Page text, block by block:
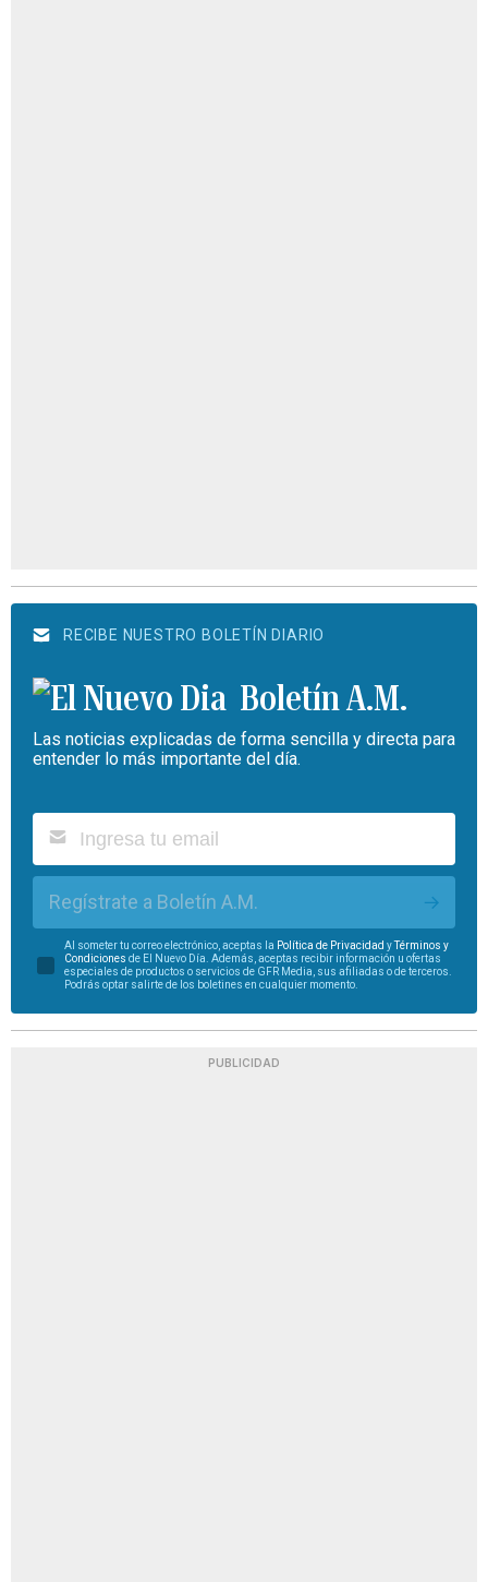
RECIBE NUESTRO BOLETÍN DIARIO
Boletín A.M.
Las noticias explicadas de forma sencilla y directa para
entender lo más importante del día.
Regístrate a Boletín A.M.
Al someter tu correo electrónico, aceptas la Política de Privacidad yTérminos y
Condiciones de El Nuevo Día. Además, aceptas recibir información u ofertas
especiales de productos o servicios de GFR Media, sus afiliadas o de terceros.
Podrás optar salirte de los boletines en cualquier momento.
PUBLICIDAD